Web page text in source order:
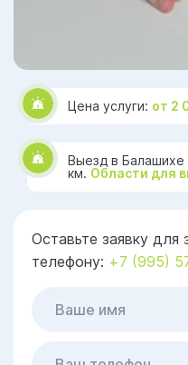
Цена услуги: от 2
Выезд в Балашихе
км. Области для
Оставьте заявку для
телефону: +7 (995)